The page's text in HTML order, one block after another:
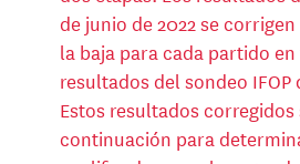
de junio de 2022 se
la baja para cada partido
resultados del sondeo IFOP
Estos resultados corregidos
continuación para